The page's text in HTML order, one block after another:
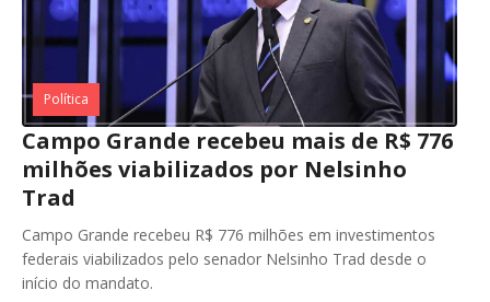
Política
Campo Grande recebeu mais de R$ 776
milhões viabilizados por Nelsinho
Trad
Campo Grande recebeu R$ 776 milhões em investimentos
federais viabilizados pelo senador Nelsinho Trad desde o
início do mandato.